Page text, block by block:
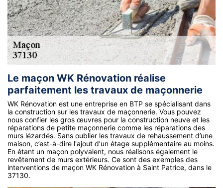
Le maçon WK Rénovation réalise
parfaitement les travaux de maçonnerie
WK Rénovation est une entreprise en BTP se spécialisant dans
la construction sur les travaux de maçonnerie. Vous pouvez
nous confier les gros œuvres pour la construction neuve et les
réparations de petite maçonnerie comme les réparations des
murs lézardés. Sans oublier les travaux de rehaussement d’une
maison, c’est-à-dire l'ajout d'un étage supplémentaire au moins.
En étant un maçon polyvalent, nous réalisons également le
revêtement de murs extérieurs. Ce sont des exemples des
interventions de maçon WK Rénovation à Saint Patrice, dans le
37130.